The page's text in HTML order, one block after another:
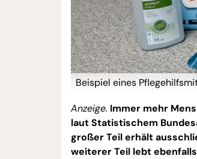
Beispiel eines
Anzeige. Immer mehr
laut Statistischem
großer Teil erhält
weiterer Teil lebt